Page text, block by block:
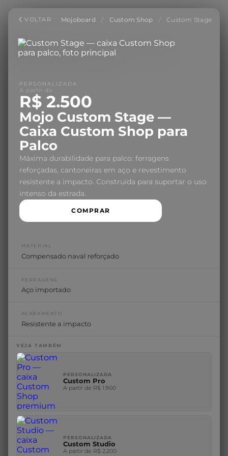
VOLTAR Mojoboard / Custom Shop / Custom Stage
PERSONALIZADA
A partir de
R$ 2.500
Mojo Custom Stage —
Caixa Custom Shop para
Palco
Máxima durabilidade para palco: ferragens
reforçadas, cantoneiras em aço e revestimento
resistente a impacto. Construída para suportar o uso
intenso da estrada.
COMPRAR
MATERIAL
Compensado naval reforçado
FERRAGENS
Aço importado
ACABAMENTO
Resistente a impacto
VEJA TAMBÉM
PERSONALIZADA
Custom Pro
A partir de R$ 1.900
PERSONALIZADA
Custom Studio
A partir de R$ 2.200